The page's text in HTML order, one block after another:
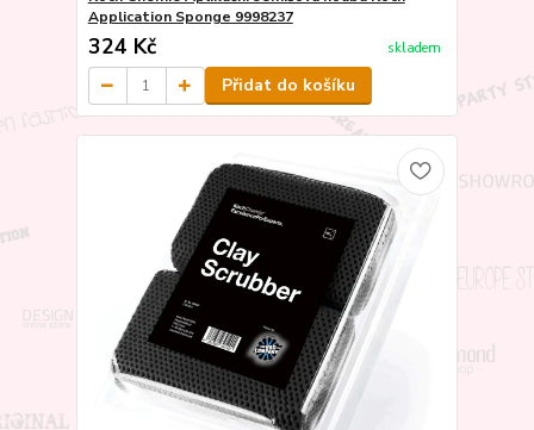
Application Sponge 9998237
324 Kč skladem
Přidat do košíku